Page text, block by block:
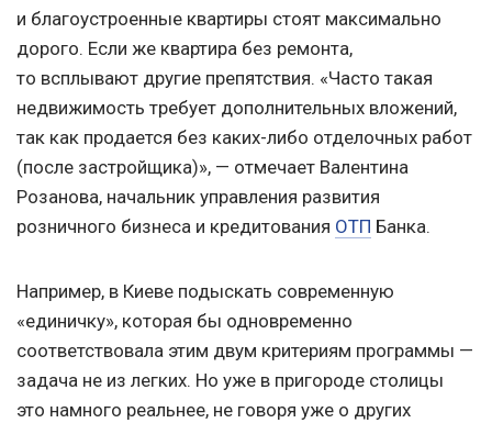
и благоустроенные квартиры стоят максимально
дорого. Если же квартира без ремонта,
то всплывают другие препятствия. «Часто такая
недвижимость требует дополнительных вложений,
так как продается без каких-либо отделочных работ
(после застройщика)», — отмечает Валентина
Розанова, начальник управления развития
розничного бизнеса и кредитования ОТП Банка.
Например, в Киеве подыскать современную
«единичку», которая бы одновременно
соответствовала этим двум критериям программы —
задача не из легких. Но уже в пригороде столицы
это намного реальнее, не говоря уже о других